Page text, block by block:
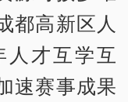
都高新区人
才互学互
速赛事成果